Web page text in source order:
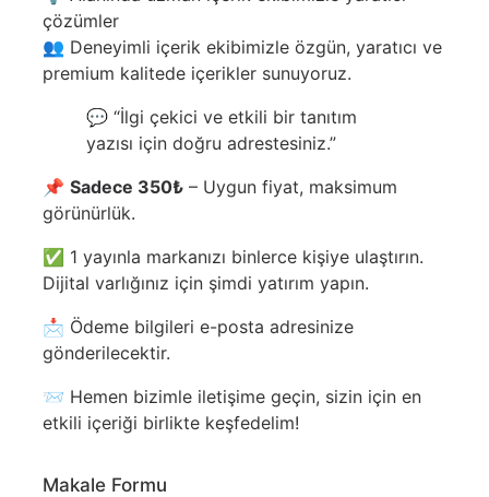
çözümler
👥 Deneyimli içerik ekibimizle özgün, yaratıcı ve
premium kalitede içerikler sunuyoruz.
💬 “İlgi çekici ve etkili bir tanıtım
yazısı için doğru adrestesiniz.”
📌 Sadece 350₺ – Uygun fiyat, maksimum
görünürlük.
✅ 1 yayınla markanızı binlerce kişiye ulaştırın.
Dijital varlığınız için şimdi yatırım yapın.
📩 Ödeme bilgileri e-posta adresinize
gönderilecektir.
📨 Hemen bizimle iletişime geçin, sizin için en
etkili içeriği birlikte keşfedelim!
Makale Formu